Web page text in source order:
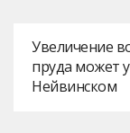
Увеличение
пруда может
Нейвинском